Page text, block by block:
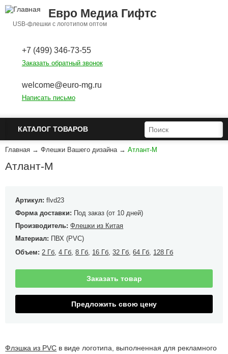
Перейти к основному содержанию
Евро Медиа Гифтс
USB-флешки с логотипом оптом
+7 (499) 346-73-55
Заказать обратный звонок
welcome@euro-mg.ru
Написать письмо
КАТАЛОГ ТОВАРОВ ФОРМА ПОИСКА
ПОИСК
Главная → Флешки Вашего дизайна → Атлант-М
Атлант-М
Артикул:flvd23
Форма доставки: Под заказ (от 10 дней)
Производитель:Флешки из Китая
Материал: ПВХ (PVC)
Объем: 2 Гб ,4 Гб ,8 Гб 16 Гб ,32 Гб ,64 Гб 128 Гб
Заказать товар
Предложить свою цену
Флэшка из PVC в виде логотипа, выполненная для рекламного